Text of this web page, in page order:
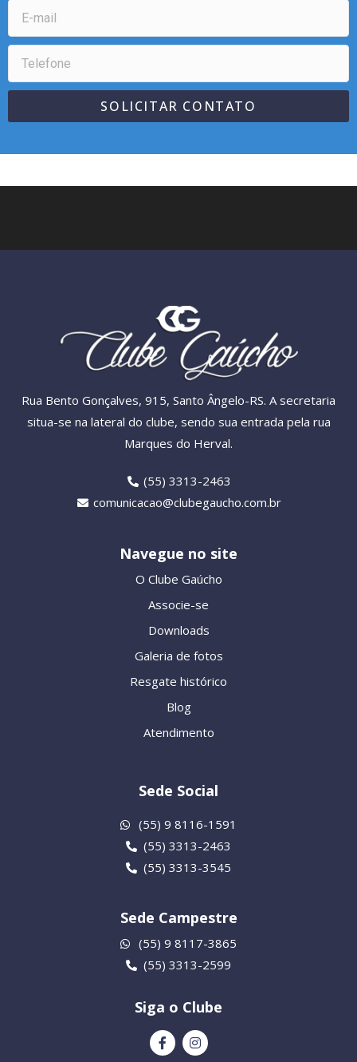
SOLICITAR CONTATO
Rua Bento Gonçalves, 915, Santo Ângelo-RS. A secretaria
situa-se na lateral do clube, sendo sua entrada pela rua
Marques do Herval.
(55) 3313-2463
comunicacao@clubegaucho.com.br
Navegue no site
O Clube Gaúcho
Associe-se
Downloads
Galeria de fotos
Resgate histórico
Blog
Atendimento
Sede Social
(55) 9 8116-1591
(55) 3313-2463
(55) 3313-3545
Sede Campestre
(55) 9 8117-3865
(55) 3313-2599
Siga o Clube